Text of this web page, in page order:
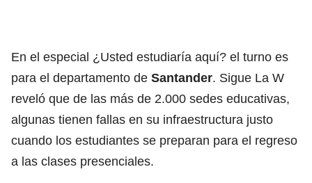
En el especial ¿Usted estudiaría aquí? el turno es
para el departamento de Santander. Sigue La W
reveló que de las más de 2.000 sedes educativas,
algunas tienen fallas en su infraestructura justo
cuando los estudiantes se preparan para el regreso
a las clases presenciales.